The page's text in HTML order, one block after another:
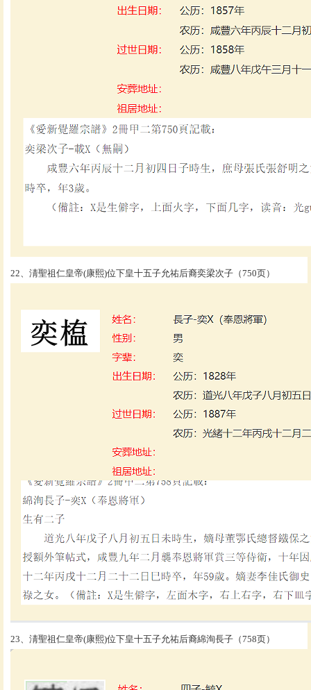
22、淸聖祖仁皇帝(康熙)位下皇十五子允祐后裔奕梁次子（750页）
23、淸聖祖仁皇帝(康熙)位下皇十五子允祐后裔綿洵長子（758页）